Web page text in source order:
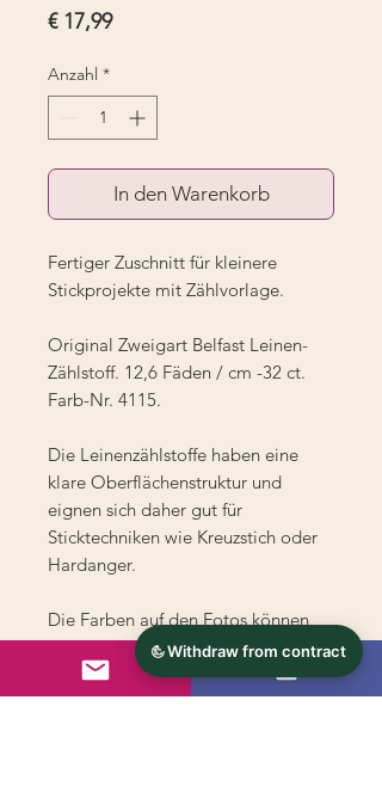
€ 17,99Preis
Anzahl *
In den Warenkorb
Fertiger Zuschnitt für kleinere
Stickprojekte mit Zählvorlage.
Original Zweigart Belfast Leinen-
Zählstoff. 12,6 Fäden / cm -32 ct.
Farb-Nr. 4115.
Die Leinenzählstoffe haben eine
klare Oberflächenstruktur und
eignen sich daher gut für
Sticktechniken wie Kreuzstich oder
Hardanger.
Die Farben auf den Fotos können
vom Original abweichen.